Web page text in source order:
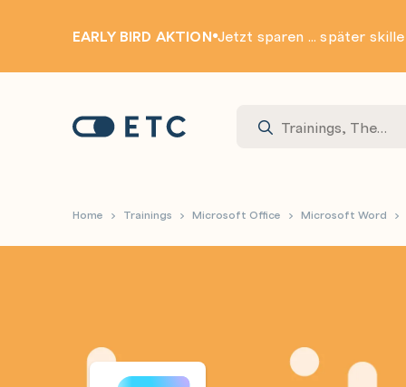
EARLY BIRD AKTION Jetzt sparen ... später
Startseite: ETC
Home Trainings Microsoft Office Microsoft Word